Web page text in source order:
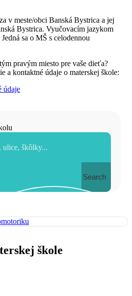
v meste/obci Banská Bystrica a jej
Bystrica. Vyučovacím jazykom
Jedná sa o MŠ s celodennou
pravým miesto pre vaše dieťa?
a kontaktné údaje o materskej škole:
údaje
Search
škole